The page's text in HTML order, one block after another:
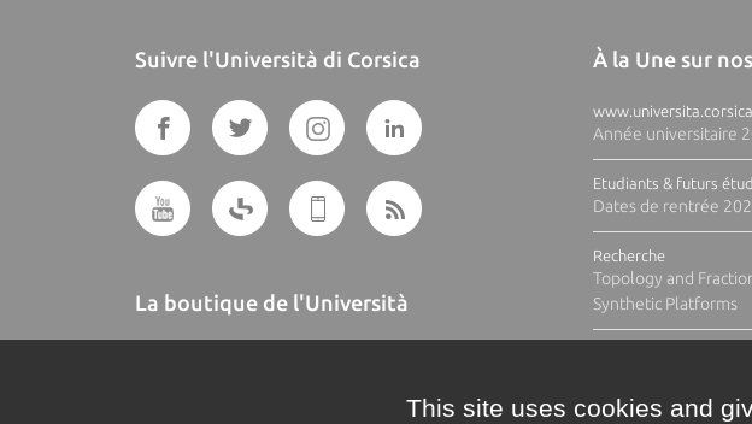
Suivre l'Università di Corsica
La boutique de l'Università
À la Une sur
www.universita.corsica
Année universitaire
Etudiants & futurs
Dates de rentrée
Recherche
Topology and
Synthetic Platforms
This site uses cookies and